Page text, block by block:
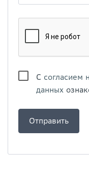
С согласием
данных